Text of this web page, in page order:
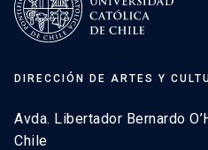
DIRECCIÓN DE ARTES Y
Avda. Libertador Bernardo
Chile